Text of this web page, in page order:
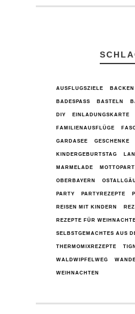
AUSFLUGSZIELE BACKEN
BADESPASS BASTELN
DIY EINLADUNGSKARTE
FAMILIENAUSFLÜGE
GARDASEE GESCHENKE
KINDERGEBURTSTAG
MARMELADE
OBERBAYERN
PARTY PARTYREZEPTE
REISEN MIT KINDERN
REZEPTE FÜR
SELBSTGEMACHTES AUS
THERMOMIXREZEPTE
WALDWIPFELWEG
WEIHNACHTEN